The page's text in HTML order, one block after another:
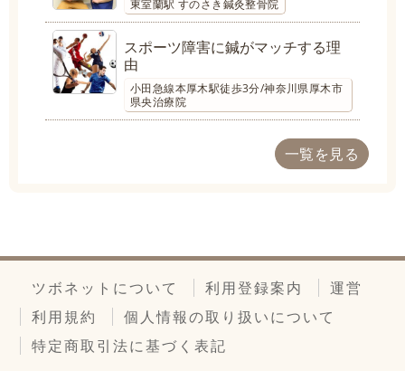
東室蘭駅 すのさき鍼灸整骨院
スポーツ障害に鍼がマッチする理
由
小田急線本厚木駅徒歩3分/神奈川県厚木市
県央治療院
一覧を見る
ツボネットについて 利用登録案内
運営
利用規約
個人情報の取り扱いについて
特定商取引法に基づく表記